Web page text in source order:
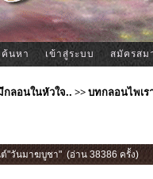
ค้นหา เข้าสู่ระบบ สมัครสม
กลอนในหัวใจ.. >>บทกลอนไพเร
"วันมาฆบูชา" (อ่าน 38386 ครั้ง)